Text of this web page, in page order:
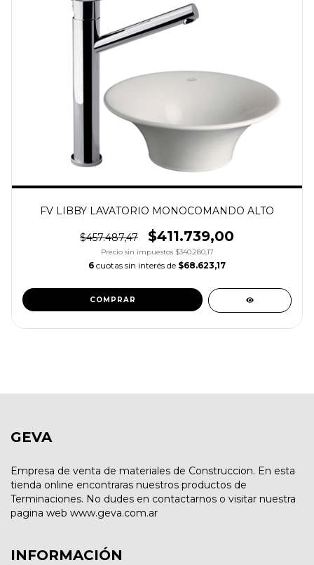
FV LIBBY LAVATORIO MONOCOMANDO ALTO
$457.487,47 $411.739,00
Precio sin impuestos $340.280,17
6 cuotas sin interés de $68.623,17
GEVA
Empresa de venta de materiales de Construccion. En esta
tienda online encontraras nuestros productos de
Terminaciones. No dudes en contactarnos o visitar nuestra
pagina web www.geva.com.ar
INFORMACIÓN